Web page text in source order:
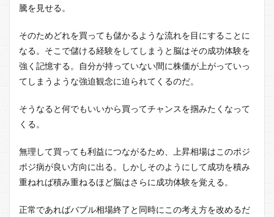
1.2
ンブ
ル脳
とポ
ジテ
ィブ
1.3
をし
ても
繰り
返す
ポジ
騰を見せる。
そのためどれを買っても儲かるような流れを目にすることに
なる。そこで儲ける経験をしてしまうと脳はその成功体験を
強く記憶する。自分が持っていない間に株価が上がっていっ
てしまうような強迫観念に迫られてくるのだ。
そうなると何でもいいから買ってチャンスを掴みたくなって
くる。
無理して買っても利益につながるため、上昇相場はこのポジ
ポジ病が良い方向に出る。しかしそのようにして成功を積み
重ねれば積み重ねるほど脳はさらに成功体験を覚える。
正常であればバブル相場終了と同時にこの考え方を改めるだ